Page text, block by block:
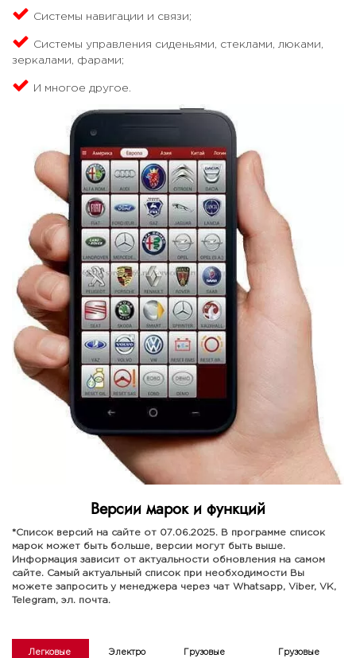
Системы навигации и связи;
Системы управления сиденьями, стеклами, люками,
зеркалами, фарами;
И многое другое.
Версии марок и функций
*Список версий на сайте от 07.06.2025. В программе список
марок может быть больше, версии могут быть выше.
Информация зависит от актуальности обновления на самом
сайте. Самый актуальный список при необходимости Вы
можете запросить у менеджера через чат Whatsapp, Viber, VK,
Telegram, эл. почта.
Легковые
Электро
Грузовые
Грузовые